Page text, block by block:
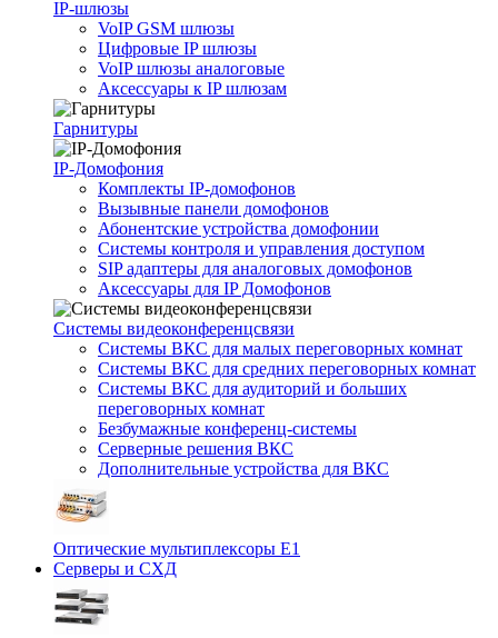
IP-шлюзы
VoIP GSM шлюзы
Цифровые IP шлюзы
VoIP шлюзы аналоговые
Аксессуары к IP шлюзам
Гарнитуры
IP-Домофония
Комплекты IP-домофонов
Вызывные панели домофонов
Абонентские устройства домофонии
Системы контроля и управления доступом
SIP адаптеры для аналоговых домофонов
Аксессуары для IP Домофонов
Системы видеоконференцсвязи
Системы ВКС для малых переговорных комнат
Системы ВКС для средних переговорных комнат
Системы ВКС для аудиторий и больших
переговорных комнат
Безбумажные конференц-системы
Серверные решения ВКС
Дополнительные устройства для ВКС
Оптические мультиплексоры Е1
Серверы и СХД